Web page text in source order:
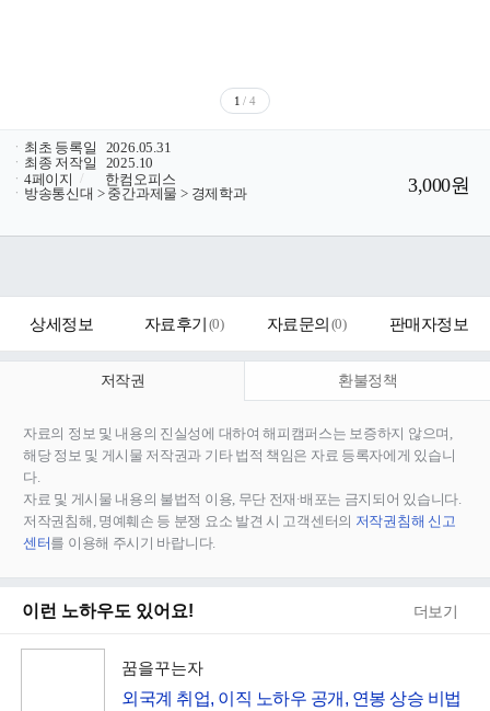
1 / 4
ㆍ 최초 등록일
2026.05.31
ㆍ 최종 저작일
2025.10
ㆍ 4페이지 /
한컴오피스
ㆍ 방송통신대 > 중간과제물 > 경제학과 3,000원
상세정보 자료후기 (0) 자료문의 (0) 판매자정보
저작권 환불정책
자료의 정보 및 내용의 진실성에 대하여 해피캠퍼스는 보증하지 않으며,
해당 정보 및 게시물 저작권과 기타 법적 책임은 자료 등록자에게 있습니
다.
자료 및 게시물 내용의 불법적 이용, 무단 전재∙배포는 금지되어 있습니다.
저작권침해, 명예훼손 등 분쟁 요소 발견 시 고객센터의 저작권침해 신고
센터를 이용해 주시기 바랍니다.
이런 노하우도 있어요! 더보기
꿈을꾸는자
외국계 취업, 이직 노하우 공개, 연봉 상승 비법